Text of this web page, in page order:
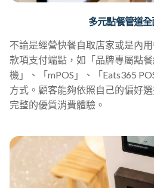
多元點餐管道
不論是經營快餐自取店家或是內
款項支付端點，如「品牌專屬點
機」、「mPOS」、「Eats365
方式。顧客能夠依照自己的偏好
完整的優質消費體驗。